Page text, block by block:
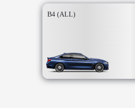
B4 (ALL)